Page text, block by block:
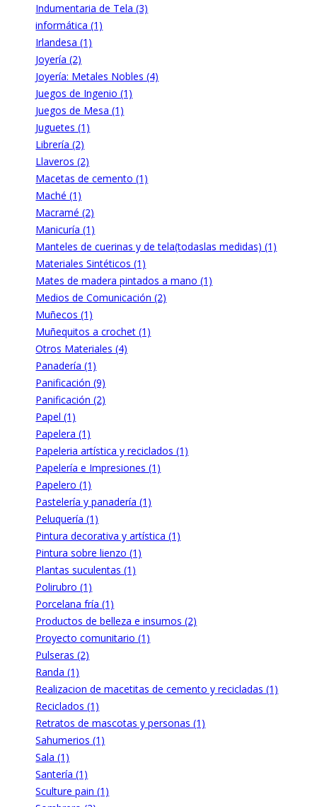
Indumentaria de Tela (3)
informática (1)
Irlandesa (1)
Joyería (2)
Joyería: Metales Nobles (4)
Juegos de Ingenio (1)
Juegos de Mesa (1)
Juguetes (1)
Librería (2)
Llaveros (2)
Macetas de cemento (1)
Maché (1)
Macramé (2)
Manicuría (1)
Manteles de cuerinas y de tela(todaslas medidas) (1)
Materiales Sintéticos (1)
Mates de madera pintados a mano (1)
Medios de Comunicación (2)
Muñecos (1)
Muñequitos a crochet (1)
Otros Materiales (4)
Panadería (1)
Panificación (9)
Panificación (2)
Papel (1)
Papelera (1)
Papeleria artística y reciclados (1)
Papelería e Impresiones (1)
Papelero (1)
Pastelería y panadería (1)
Peluquería (1)
Pintura decorativa y artística (1)
Pintura sobre lienzo (1)
Plantas suculentas (1)
Polirubro (1)
Porcelana fría (1)
Productos de belleza e insumos (2)
Proyecto comunitario (1)
Pulseras (2)
Randa (1)
Realizacion de macetitas de cemento y recicladas (1)
Reciclados (1)
Retratos de mascotas y personas (1)
Sahumerios (1)
Sala (1)
Santería (1)
Sculture pain (1)